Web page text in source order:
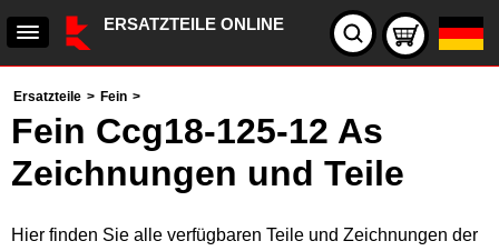
ERSATZTEILE ONLINE
Ersatzteile > Fein >
Fein Ccg18-125-12 As
Zeichnungen und Teile
Hier finden Sie alle verfügbaren Teile und Zeichnungen der